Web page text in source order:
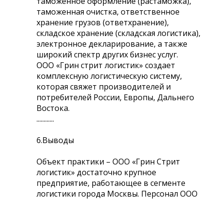
таможенная очистка, ответственное
хранение грузов (ответхранение),
складское хранение (складская логистика),
электронное декларирование, а также
широкий спектр других бизнес услуг.
ООО «Грин стрит логистик» создает
комплексную логистическую систему,
которая свяжет производителей и
потребителей России, Европы, Дальнего
Востока.
............
6.Выводы
Объект практики – ООО «Грин Стрит
логистик» достаточно крупное
предприятие, работающее в сегменте
логистики города Москвы. Персонал ООО